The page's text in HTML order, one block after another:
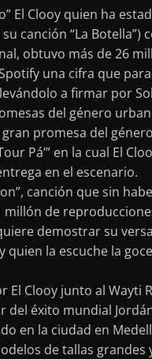
El Clooy quien ha
canción “La Botella”)
obtuvo más de 26
una cifra que
a firmar por
del género
promesa del
Pá’” en la cual El
en el escenario.
canción que sin
de
demostrar su
la escuche la
El Clooy junto al Wayti
éxito mundial
en la ciudad en
de tallas